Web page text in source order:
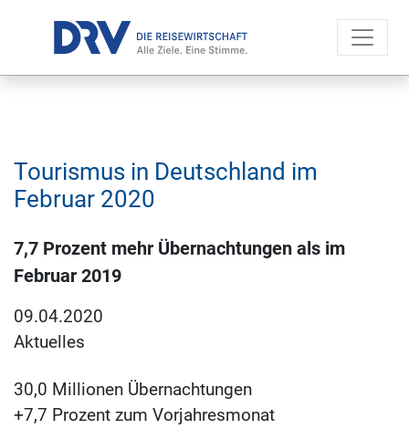
Tourismus in Deutschland im
Februar 2020
7,7 Prozent mehr Übernachtungen als im
Februar 2019
09.04.2020
Aktuelles
30,0 Millionen Übernachtungen
+7,7 Prozent zum Vorjahresmonat